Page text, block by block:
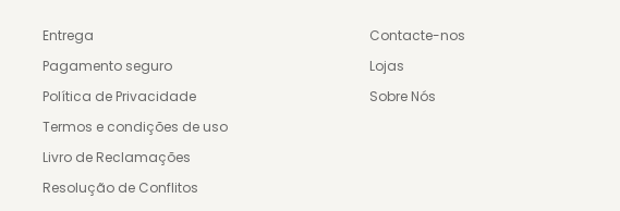
Entrega
Pagamento seguro
Política de Privacidade
Termos e condições de uso
Livro de Reclamações
Resolução de Conflitos
Contacte-nos
Lojas
Sobre Nós